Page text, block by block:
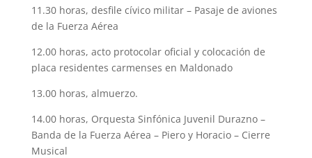
11.30 horas, desfile cívico militar – Pasaje de aviones
de la Fuerza Aérea
12.00 horas, acto protocolar oficial y colocación de
placa residentes carmenses en Maldonado
13.00 horas, almuerzo.
14.00 horas, Orquesta Sinfónica Juvenil Durazno –
Banda de la Fuerza Aérea – Piero y Horacio – Cierre
Musical